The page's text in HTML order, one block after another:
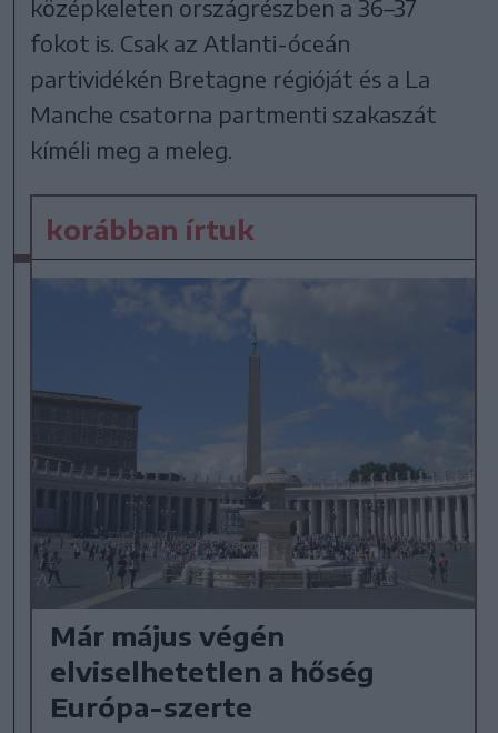
középkeleten országrészben a 36–37
fokot is. Csak az Atlanti-óceán
partividékén Bretagne régióját és a La
Manche csatorna partmenti szakaszát
kíméli meg a meleg.
korábban írtuk
Már május végén
elviselhetetlen a hőség
Európa-szerte